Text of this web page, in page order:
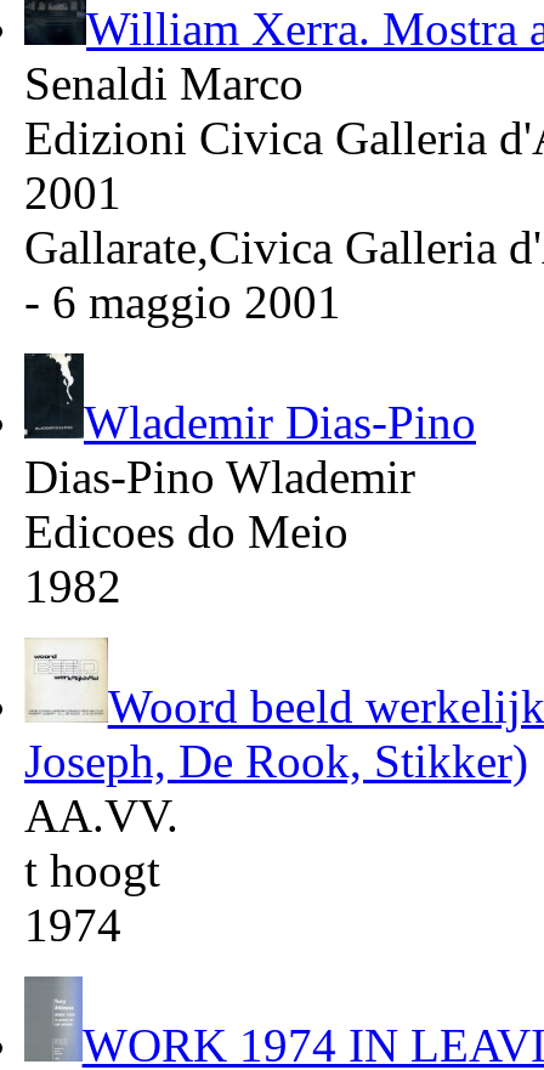
William Xerra. Mostra
Senaldi Marco
Edizioni Civica Galleria
2001
Gallarate,Civica Galleria
- 6 maggio 2001
Wlademir Dias-Pino
Dias-Pino Wlademir
Edicoes do Meio
1982
Woord beeld
Joseph, De Rook, Stikker)
AA.VV.
t hoogt
1974
WORK 1974 IN